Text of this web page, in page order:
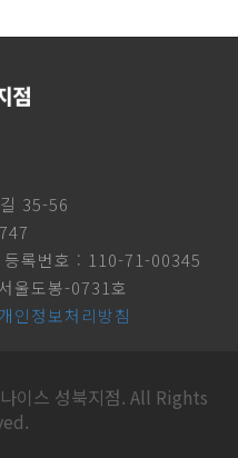
35-56
등록번호 : 110-71-00345
울도봉-0731호
개인정보처리방침
이스 성북지점. All Rights